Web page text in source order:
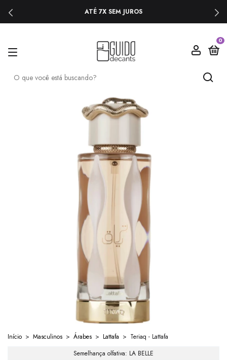
ATÉ 7X SEM JUROS
0
Início > Masculinos > Árabes > Lattafa > Teriaq - Lattafa
Semelhança olfativa: LA BELLE